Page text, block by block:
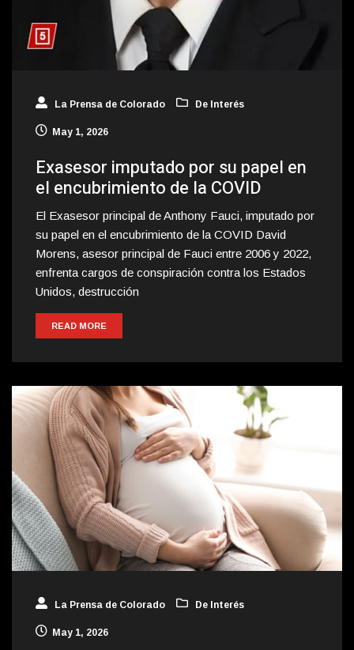
La Prensa de Colorado De Interés
May 1, 2026
Exasesor imputado por su papel en
el encubrimiento de la COVID
El Exasesor principal de Anthony Fauci, imputado por
su papel en el encubrimiento de la COVID David
Morens, asesor principal de Fauci entre 2006 y 2022,
enfrenta cargos de conspiración contra los Estados
Unidos, destrucción
READ MORE
La Prensa de Colorado De Interés
May 1, 2026